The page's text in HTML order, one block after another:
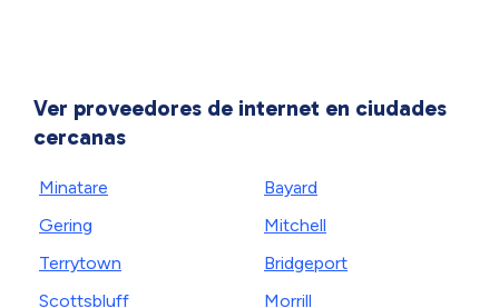
Ver proveedores de internet en ciudades
cercanas
Minatare
Gering
Terrytown
Scottsbluff
Bayard
Mitchell
Bridgeport
Morrill